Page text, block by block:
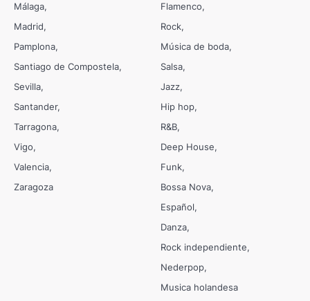
Málaga
Madrid
Pamplona
Santiago de Compostela
Sevilla
Santander
Tarragona
Vigo
Valencia
Zaragoza
Flamenco
Rock
Música de boda
Salsa
Jazz
Hip hop
R&B
Deep House
Funk
Bossa Nova
Español
Danza
Rock independiente
Nederpop
Musica holandesa